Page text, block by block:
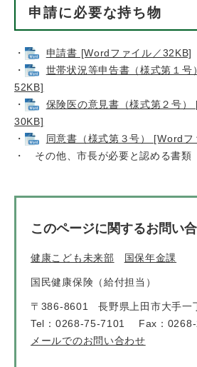
申請に必要な持ち物
・
申請書 [Wordファイル／32KB]
・
世帯状況等申告書（様式第１号
52KB]
・
保険医の意見書（様式第２号）
30KB]
・
同意書（様式第３号） [Wordフ
・ その他、市長が必要と認める書類
このページに関するお問い
健康こども未来部 国保年金課
国民健康保険（給付担当）
〒386-8601
長野県上田市大手一
Tel：0268-75-7101
Fax：
メールでのお問い合わせ